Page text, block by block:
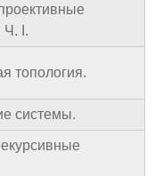
Ч. I.
топология.
системы.